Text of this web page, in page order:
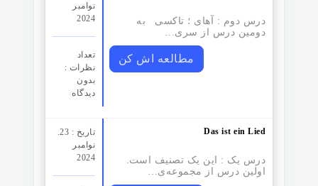
نوامبر
2024
تعداد
نظرات‌ :
بدون
دیدگاه
درس دوم : آهای ؛ تاکسی به
دومین درس از سری…
مطالعه اش کن
تاریخ : 23.
نوامبر
2024
Das ist ein Lied
درس یک : این یک تصنیف است.
اولین درس از مجموعه‌ی…